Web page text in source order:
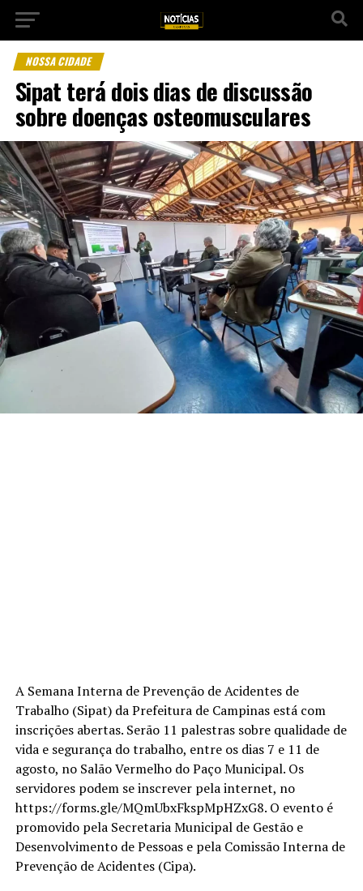
NOSSA CIDADE
Sipat terá dois dias de discussão
sobre doenças osteomusculares
A Semana Interna de Prevenção de Acidentes de
Trabalho (Sipat) da Prefeitura de Campinas está com
inscrições abertas. Serão 11 palestras sobre qualidade de
vida e segurança do trabalho, entre os dias 7 e 11 de
agosto, no Salão Vermelho do Paço Municipal. Os
servidores podem se inscrever pela internet, no
https://forms.gle/MQmUbxFkspMpHZxG8. O evento é
promovido pela Secretaria Municipal de Gestão e
Desenvolvimento de Pessoas e pela Comissão Interna de
Prevenção de Acidentes (Cipa).